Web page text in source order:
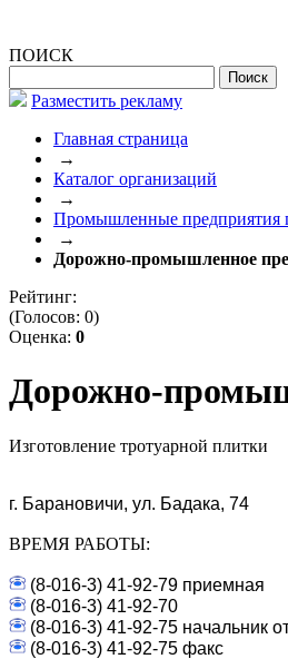
ПОИСК
Разместить рекламу
Главная страница
→
Каталог организаций
→
Промышленные предприятия
→
Дорожно-промышленное
Рейтинг:
(Голосов: 0)
Оценка: 0
Дорожно-
Изготовление тротуарной плитки
г. Барановичи, ул. Бадака, 74
ВРЕМЯ РАБОТЫ:
(8-016-3) 41-92-79 приемная
(8-016-3) 41-92-70
(8-016-3) 41-92-75 начальник
(8-016-3) 41-92-75 факс